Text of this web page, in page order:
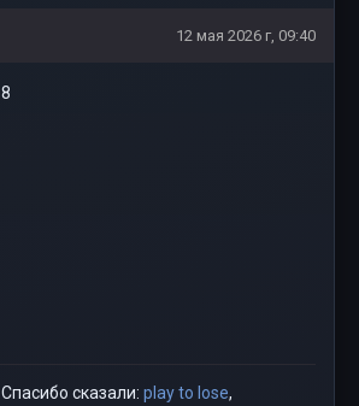
12 мая 2026 г, 09:40
8
Спасибо сказали: play to lose,